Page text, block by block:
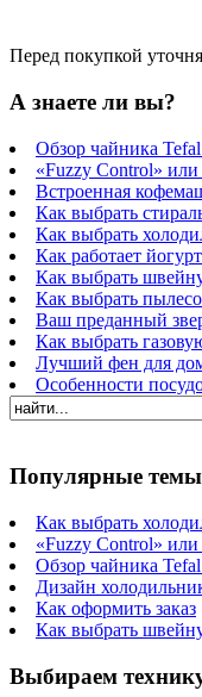
Перед покупкой
А знаете ли вы?
Обзор чайника
«Fuzzy Control»
Встроенная
Как выбрать
Как выбрать
Как работает
Как выбрать
Как выбрать
Ваш преданный
Как выбрать
Лучший фен для
Особенности
Популярные темы
Как выбрать
«Fuzzy Control»
Обзор чайника
Дизайн
Как оформить заказ
Как выбрать
Выбираем